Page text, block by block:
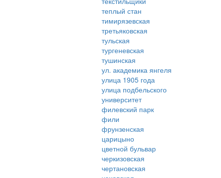
теплый стан
тимирязевская
третьяковская
тульская
тургеневская
тушинская
ул. академика янгеля
улица 1905 года
улица подбельского
университет
филевский парк
фили
фрунзенская
царицыно
цветной бульвар
черкизовская
чертановская